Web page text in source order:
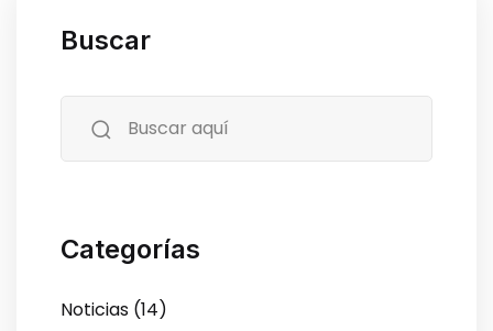
Buscar
Categorías
Noticias (14)